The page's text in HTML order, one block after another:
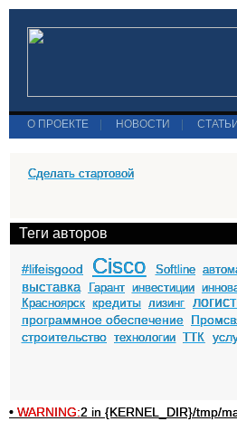
О ПРОЕКТЕ НОВОСТИ СТАТЬИ
Сделать стартовой
Теги авторов
#lifeisgood Cisco Softline
выставка
Гарант инвестиции
Красноярск кредиты лизинг
программное обеспечение
строительство технологии ТТК
• WARNING:2 in {KERNEL_DIR}/tmp/